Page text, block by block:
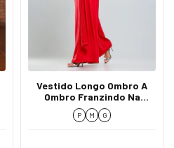
Vestido Longo Ombro A
Ombro Franzindo Na
Frente - Lila
P M G